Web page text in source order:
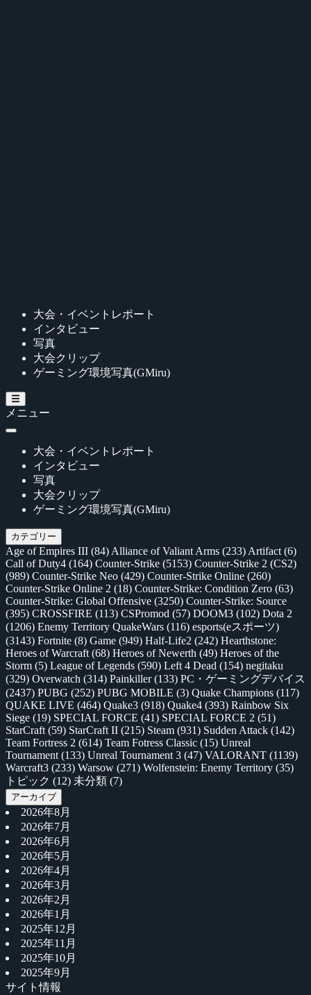
大会・イベントレポート
インタビュー
写真
大会クリップ
ゲーミング環境写真(GMiru)
メニュー
大会・イベントレポート
インタビュー
写真
大会クリップ
ゲーミング環境写真(GMiru)
カテゴリー
Age of Empires III (84) Alliance of Valiant Arms (233) Artifact (6)
Call of Duty4 (164) Counter-Strike (5153) Counter-Strike 2 (CS2)
(989) Counter-Strike Neo (429) Counter-Strike Online (260)
Counter-Strike Online 2 (18) Counter-Strike: Condition Zero (63)
Counter-Strike: Global Offensive (3250) Counter-Strike: Source
(395) CROSSFIRE (113) CSPromod (57) DOOM3 (102) Dota 2
(1206) Enemy Territory QuakeWars (116) esports(eスポーツ)
(3143) Fortnite (8) Game (949) Half-Life2 (242) Hearthstone:
Heroes of Warcraft (68) Heroes of Newerth (49) Heroes of the
Storm (5) League of Legends (590) Left 4 Dead (154) negitaku
(329) Overwatch (314) Painkiller(133) PC・ゲーミングデバイス
(2437) PUBG (252) PUBG MOBILE (3) Quake Champions (117)
QUAKE LIVE (464) Quake3 (918) Quake4 (393) Rainbow Six
Siege (19) SPECIAL FORCE (41) SPECIAL FORCE 2 (51)
StarCraft (59) StarCraft II (215) Steam (931) Sudden Attack (142)
Team Fortress 2 (614) Team Fotress Classic (15) Unreal
Tournament (133) Unreal Tournament 3 (47) VALORANT (1139)
Warcraft3 (233) Warsow (271) Wolfenstein: Enemy Territory (35)
トピック (12) 未分類 (7)
アーカイブ
2026年8月
2026年7月
2026年6月
2026年5月
2026年4月
2026年3月
2026年2月
2026年1月
2025年12月
2025年11月
2025年10月
2025年9月
サイト情報